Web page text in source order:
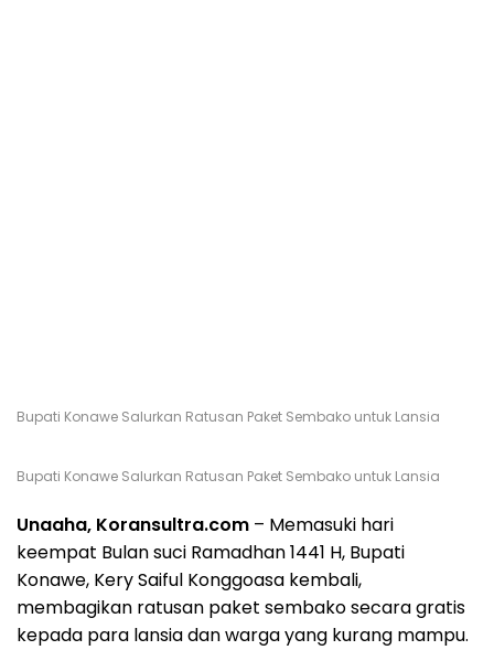
Bupati Konawe Salurkan Ratusan Paket Sembako untuk Lansia
Bupati Konawe Salurkan Ratusan Paket Sembako untuk Lansia
Unaaha, Koransultra.com – Memasuki hari
keempat Bulan suci Ramadhan 1441 H, Bupati
Konawe, Kery Saiful Konggoasa kembali,
membagikan ratusan paket sembako secara gratis
kepada para lansia dan warga yang kurang mampu.